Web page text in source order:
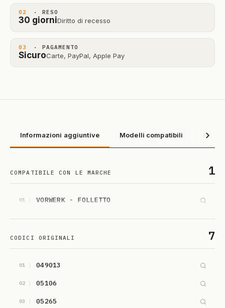
02 · RESO
30 giorniDiritto di recesso
03 · PAGAMENTO
SicuroCarte, PayPal, Apple Pay
Informazioni aggiuntive Modelli compatibili
COMPATIBILE CON LE MARCHE 1
01 VORWERK - FOLLETTO
CODICI ORIGINALI 7
01 049013
02 05106
03 05265